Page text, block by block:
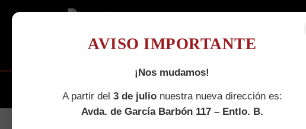
AVISO IMPORTANTE
¡Nos mudamos!
A partir del 3 de julionuestra nueva dirección es:
Avda. de García Barbón 117 – Entlo. B.
ÁREAS DE PRÁCTICA